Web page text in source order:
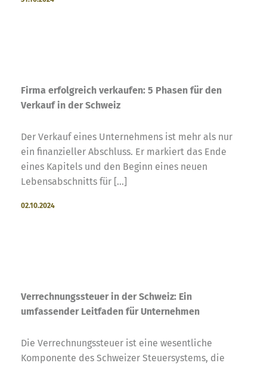
Firma erfolgreich verkaufen: 5 Phasen für den
Verkauf in der Schweiz
Der Verkauf eines Unternehmens ist mehr als nur
ein finanzieller Abschluss. Er markiert das Ende
eines Kapitels und den Beginn eines neuen
Lebensabschnitts für [...]
02.10.2024
Verrechnungssteuer in der Schweiz: Ein
umfassender Leitfaden für Unternehmen
Die Verrechnungssteuer ist eine wesentliche
Komponente des Schweizer Steuersystems, die